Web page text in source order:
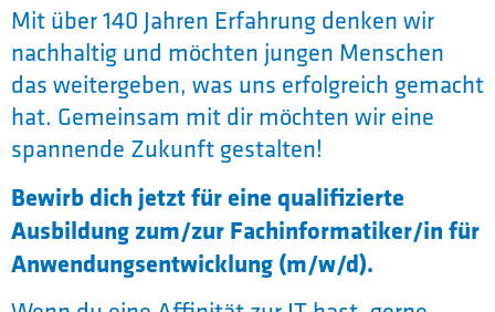
Mit über 140 Jahren Erfahrung denken wir
nachhaltig und möchten jungen Menschen
das weitergeben, was uns erfolgreich gemacht
hat. Gemeinsam mit dir möchten wir eine
spannende Zukunft gestalten!
Bewirb dich jetzt für eine qualifizierte
Ausbildung zum/zur Fachinformatiker/in für
Anwendungsentwicklung (m/w/d).